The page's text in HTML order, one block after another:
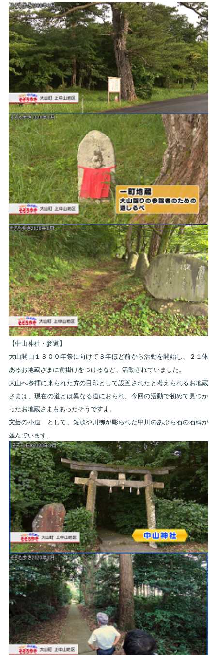
【中山神社・参道】
大山開山１３００年祭に向けて３年ほど前から活動を開始し、２１体
あるお地蔵さまに前掛けをつけるなど、活動されていました。
大山へ参拝に来られた方の目印として設置されたと考えられるお地蔵
さまは、現在の道とは異なる道におられ、今回の活動で初めて見つか
ったお地蔵さまもあったそうですよ。
文芸の小道 として、短歌や川柳が彫られた甲川のあぶら石の石碑が
並んでいます。